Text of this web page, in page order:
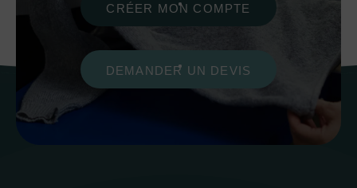
CRÉER MON COMPTE
DEMANDER UN DEVIS